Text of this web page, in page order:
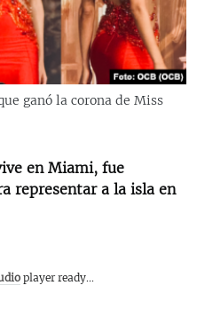
EN CUBA
LATINA
ganó la corona de Miss
en Miami, fue
representar a la isla en
player ready...